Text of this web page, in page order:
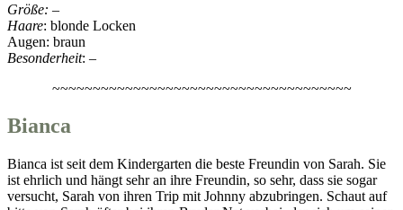
Größe: –
Haare: blonde Locken
Augen: braun
Besonderheit: –
~~~~~~~~~~~~~~~~~~~~~~~~~~~~~~~~~~~~~
Bianca
Bianca ist seit dem Kindergarten die beste Freundin von Sarah. Sie
ist ehrlich und hängt sehr an ihre Freundin, so sehr, dass sie sogar
versucht, Sarah von ihren Trip mit Johnny abzubringen. Schaut auf